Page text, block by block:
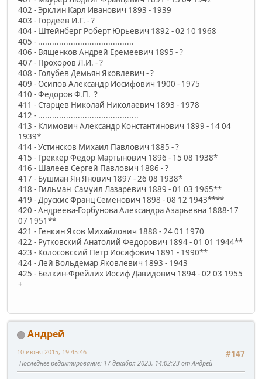
402 - Эрклин Карл Иванович 1893 - 1939
403 - Гордеев И.Г. - ?
404 - Штейнберг Роберт Юрьевич 1892 - 02 10 1968
405 - .........................................
406 - Вященков Андрей Еремеевич 1895 - ?
407 - Прохоров Л.И. - ?
408 - Голубев Демьян Яковлевич - ?
409 - Осипов Александр Иосифович 1900 - 1975
410 - Федоров Ф.П. ?
411 - Старцев Николай Николаевич 1893 - 1978
412 - ...........................................
413 - Климович Александр Константинович 1899 - 14 04
1939*
414 - Устинсков Михаил Павлович 1885 - ?
415 - Греккер Федор Мартынович 1896 - 15 08 1938*
416 - Шалеев Сергей Павлович 1886 - ?
417 - Бушман Ян Янович 1897 - 26 08 1938*
418 - Гильман Самуил Лазаревич 1889 - 01 03 1965**
419 - Друскис Франц Семенович 1898 - 08 12 1943****
420 - Андреева-Горбунова Александра Азарьевна 1888-17
07 1951**
421 - Генкин Яков Михайлович 1888 - 24 01 1970
422 - Рутковский Анатолий Федорович 1894 - 01 01 1944**
423 - Колосовский Петр Иосифович 1891 - 1990**
424 - Лей Вольдемар Яковлевич 1893 - 1943
425 - Белкин-Фрейлих Иосиф Давидович 1894 - 02 03 1955
+
Андрей
#147
10 июня 2015, 19:45:46
Последнее редактирование: 17 декабря 2023, 14:02:23 от Андрей